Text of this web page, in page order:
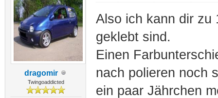
dragomir
Twingoaddicted
Also ich kann dir zu
geklebt sind.
Einen
nach polieren noch
ein paar Jährchen